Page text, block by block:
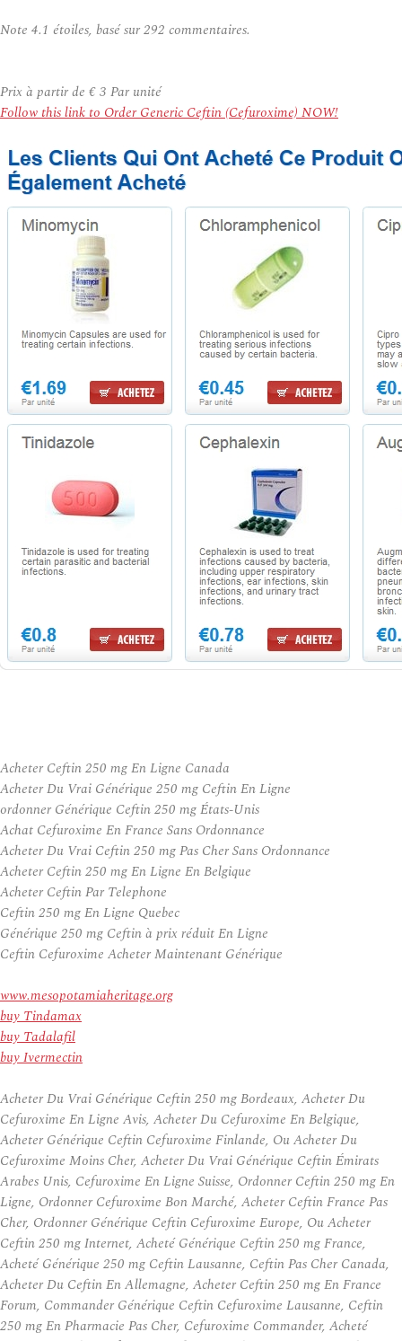
Note 4.1 étoiles, basé sur292 commentaires.
Prix à partir de € 3 Par unité
Follow this link to Order Generic Ceftin (Cefuroxime) NOW!
Acheter Ceftin 250 mg En Ligne Canada
Acheter Du Vrai Générique 250 mg Ceftin En Ligne
ordonner Générique Ceftin 250 mg États-Unis
Achat Cefuroxime En France Sans Ordonnance
Acheter Du Vrai Ceftin 250 mg Pas Cher Sans Ordonnance
Acheter Ceftin 250 mg En Ligne En Belgique
Acheter Ceftin Par Telephone
Ceftin 250 mg En Ligne Quebec
Générique 250 mg Ceftin à prix réduit En Ligne
Ceftin Cefuroxime Acheter Maintenant Générique
www.mesopotamiaheritage.org
buy Tindamax
buy Tadalafil
buy Ivermectin
Acheter Du Vrai Générique Ceftin 250 mg Bordeaux, Acheter Du
Cefuroxime En Ligne Avis, Acheter Du Cefuroxime En Belgique,
Acheter Générique Ceftin Cefuroxime Finlande, Ou Acheter Du
Cefuroxime Moins Cher, Acheter Du Vrai Générique Ceftin Émirats
Arabes Unis, Cefuroxime En Ligne Suisse, Ordonner Ceftin 250 mg En
Ligne, Ordonner Cefuroxime Bon Marché, Acheter Ceftin France Pas
Cher, Ordonner Générique Ceftin Cefuroxime Europe, Ou Acheter
Ceftin 250 mg Internet, Acheté Générique Ceftin 250 mg France,
Acheté Générique 250 mg Ceftin Lausanne, Ceftin Pas Cher Canada,
Acheter Du Ceftin En Allemagne, Acheter Ceftin 250 mg En France
Forum, Commander Générique Ceftin Cefuroxime Lausanne, Ceftin
250 mg En Pharmacie Pas Cher, Cefuroxime Commander, Acheté